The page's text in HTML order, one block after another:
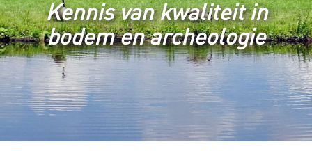
Kennis van kwaliteit in
bodem en archeologie